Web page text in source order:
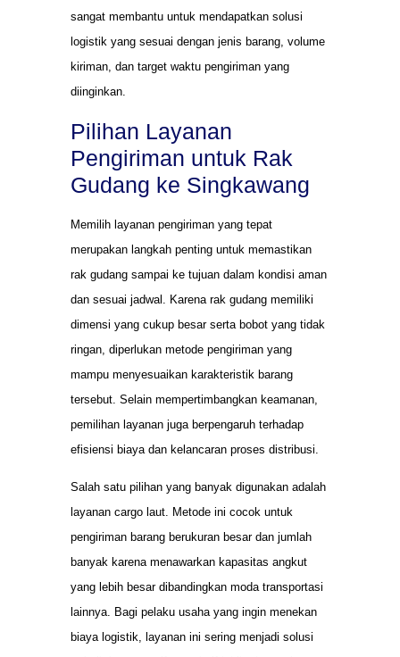
sangat membantu untuk mendapatkan solusi
logistik yang sesuai dengan jenis barang, volume
kiriman, dan target waktu pengiriman yang
diinginkan.
Pilihan Layanan
Pengiriman untuk Rak
Gudang ke Singkawang
Memilih layanan pengiriman yang tepat
merupakan langkah penting untuk memastikan
rak gudang sampai ke tujuan dalam kondisi aman
dan sesuai jadwal. Karena rak gudang memiliki
dimensi yang cukup besar serta bobot yang tidak
ringan, diperlukan metode pengiriman yang
mampu menyesuaikan karakteristik barang
tersebut. Selain mempertimbangkan keamanan,
pemilihan layanan juga berpengaruh terhadap
efisiensi biaya dan kelancaran proses distribusi.
Salah satu pilihan yang banyak digunakan adalah
layanan cargo laut. Metode ini cocok untuk
pengiriman barang berukuran besar dan jumlah
banyak karena menawarkan kapasitas angkut
yang lebih besar dibandingkan moda transportasi
lainnya. Bagi pelaku usaha yang ingin menekan
biaya logistik, layanan ini sering menjadi solusi